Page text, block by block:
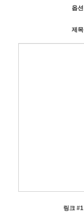
옵션
제목
링크 #1